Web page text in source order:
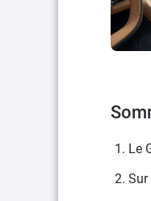
1. Le
2. Sur